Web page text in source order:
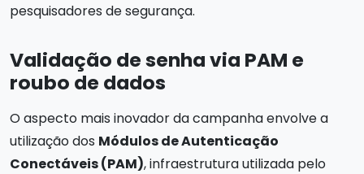
pesquisadores de segurança.
Validação de senha via PAM e
roubo de dados
O aspecto mais inovador da campanha envolve a
utilização dos Módulos de Autenticação
Conectáveis (PAM), infraestrutura utilizada pelo